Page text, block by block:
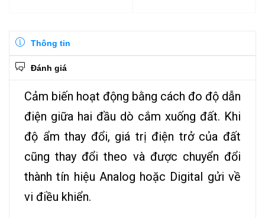
Thông tin
Đánh giá
Cảm biến hoạt động bằng cách đo độ dẫn
điện giữa hai đầu dò cắm xuống đất. Khi
độ ẩm thay đổi, giá trị điện trở của đất
cũng thay đổi theo và được chuyển đổi
thành tín hiệu Analog hoặc Digital gửi về
vi điều khiển.